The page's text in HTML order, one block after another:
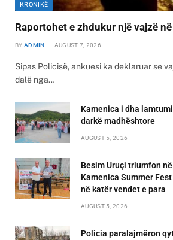
KRONIKË
Raportohet e zhdukur një vajzë
BY ADMIN AUGUST 7, 2026
Sipas Policisë, ankuesi ka deklaruar se
dalë nga…
Kamenica i dha
darkë madhështore
AUGUST 5, 2026
Besim Uruçi triumfon
Kamenica Summer
në katër vendet e para
AUGUST 5, 2026
Policia paralajmëron